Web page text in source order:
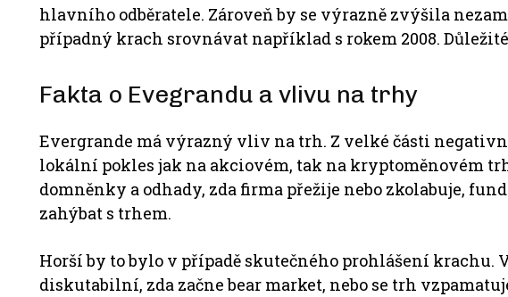
hlavního odběratele. Zároveň by se výrazně zvýšila
případný krach srovnávat například s rokem 2008.
Fakta o Evegrandu a vlivu na trhy
Evergrande má výrazný vliv na trh. Z velké části
lokální pokles jak na akciovém, tak na kryptoměnovém
domněnky a odhady, zda firma přežije nebo zkolabuje,
zahýbat s trhem.
Horší by to bylo v případě skutečného prohlášení krachu.
diskutabilní, zda začne bear market, nebo se trh